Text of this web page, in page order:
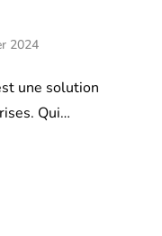
2024
une solution
Qui…